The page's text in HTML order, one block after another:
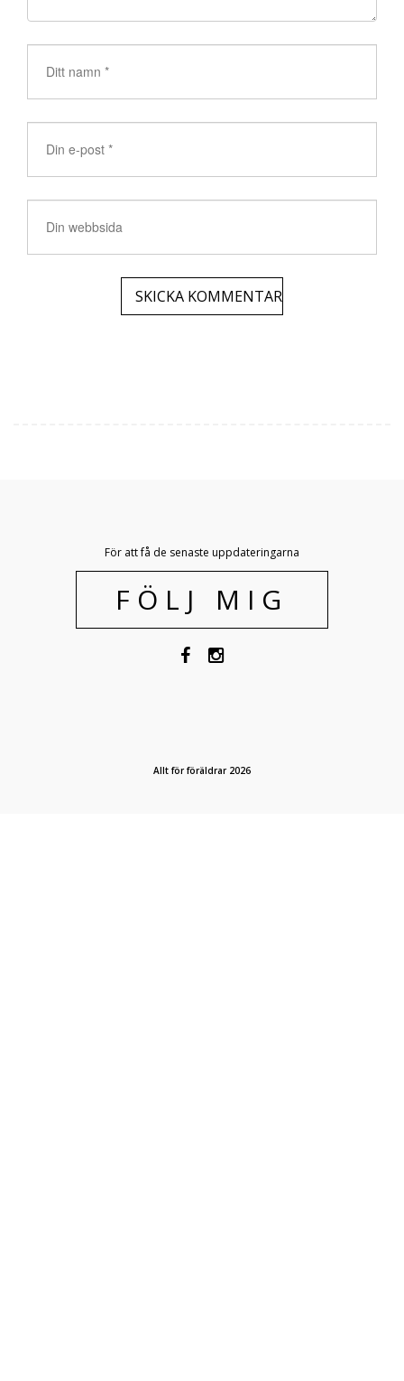
För att få de senaste uppdateringarna
FÖLJ MIG
Allt för föräldrar 2026